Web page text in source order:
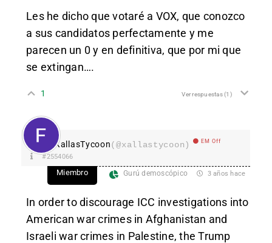
Les he dicho que votaré a VOX, que conozco
a sus candidatos perfectamente y me
parecen un 0 y en definitiva, que por mi que
se extingan….
1 Ver respuestas(1)
XallasTycoon(@xallastycoon) EM Off
#2554066
Miembro Gurú demoscópico 3 años hace
In order to discourage ICC investigations into
American war crimes in Afghanistan and
Israeli war crimes in Palestine, the Trump